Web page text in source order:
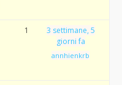
1
3 settimane, 5
giorni fa
annhienkrb